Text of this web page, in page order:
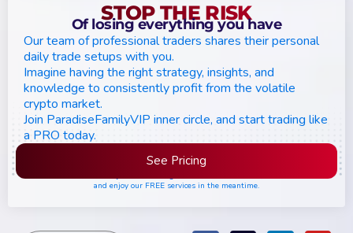
STOP THE RISK
Of losing everything you have
Our team of professional traders shares their personal
daily trade setups with you.
Imagine having the right strategy, insights, and
knowledge to consistently profit from the volatile
crypto market.
Join ParadiseFamilyVIP inner circle, and start trading like
a PRO today.
See Pricing
and enjoy our FREE services in the meantime.